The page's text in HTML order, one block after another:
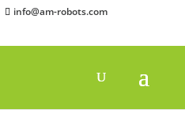
info@am-robots.com